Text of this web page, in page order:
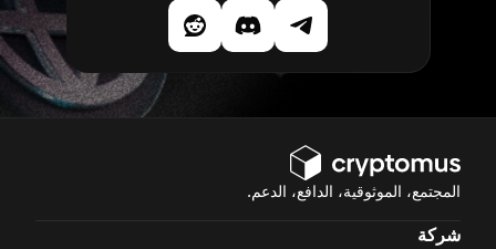
المجتمع، الموثوقية، الدافع، الدعم.
شركة